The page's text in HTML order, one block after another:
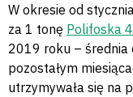
W okresie od
za 1 tonę Polifoska 4
2019 roku – średnia
pozostałym
utrzymywała się na